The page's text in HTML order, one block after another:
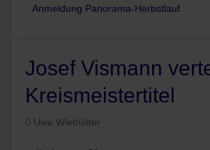
Anmeldung Panorama-Herbstlauf
Josef Vismann
Kreismeistertitel
Uwe Wiethölter